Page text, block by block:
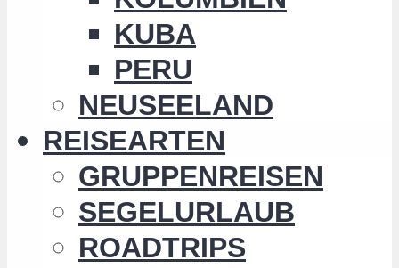
KUBA
PERU
NEUSEELAND
REISEARTEN
GRUPPENREISEN
SEGELURLAUB
ROADTRIPS